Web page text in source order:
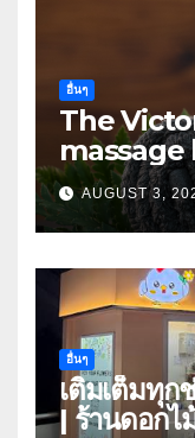
อื่นๆ
The
AUGUST 3,
อื่นๆ
เติมเต็มทุก
| ร้านดอกไ